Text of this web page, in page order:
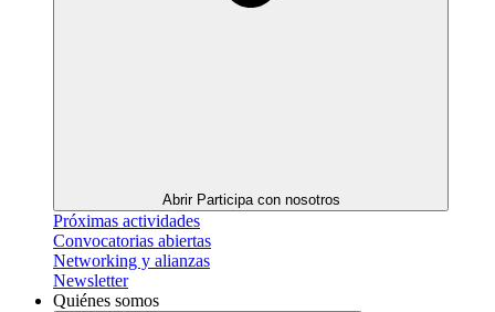
Abrir Participa con nosotros
Próximas actividades
Convocatorias abiertas
Networking y alianzas
Newsletter
Quiénes somos